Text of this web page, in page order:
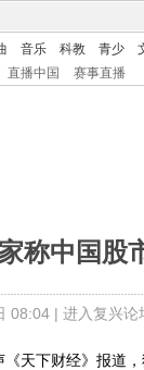
音乐 科教 青少
直播中国 赛事直播
称中国股
08:04 | 进入复兴论
下财经》报道，